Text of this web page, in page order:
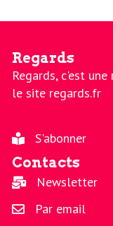
Regards
Regards, c'est
le site regards.fr
S'abonner
Contacts
Newsletter
Par email